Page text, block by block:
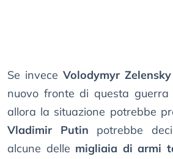
Se invece Volodymyr
nuovo fronte di questa guerra
allora la situazione potrebbe
Vladimir Putin potrebbe
alcune delle migliaia di armi